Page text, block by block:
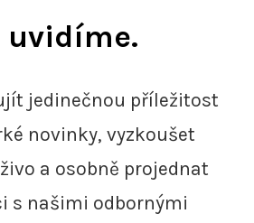
uvidíme.
jedinečnou příležitost
novinky, vyzkoušet
a osobně projednat
s našimi odbornými